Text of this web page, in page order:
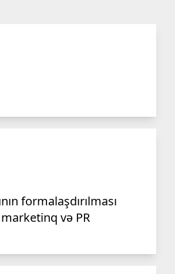
formalaşdırılması
və PR